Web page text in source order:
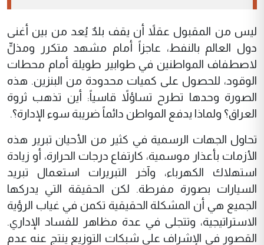
ليس من المقبول عقلاً أن يقف بلدٌ يُعد من بين أغنى
دول العالم بالنفط، عاجزاً أمام مشهد متكرر ومذلٍّ
لاصطفاف المواطنين في طوابير طويلة أمام محطات
الوقود، للحصول على كميات محدودة من البنزين. هذه
الصورة وحدها تطرح تساؤلاً قاسياً: أين تذهب ثروة
العراق؟ ولماذا يدفع المواطن دائماً ضريبة سوء الإدارة؟.
تحاول الجهات الرسمية في كثير من الأحيان تبرير هذه
الأزمات بأعذار موسمية، كارتفاع درجات الحرارة، أو زيادة
استهلاك الكهرباء، وآخر التبريرات استعمال تبريد
السيارات بصورة مفرطة. لكن الحقيقة التي يدركها
الجميع هي أن المشكلة الحقيقية تكمن في غياب الرؤية
الاستراتيجية، وتتجلى في عدة مظاهر للفساد الإداري.
القصور في الإشراف على شبكات التوزيع ينتج عنه عدم